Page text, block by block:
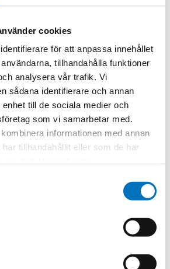
cookies
för att anpassa innehållet
tillhandahålla funktioner
analysera vår trafik. Vi
sådana identifierare och annan
till de sociala medier och
som vi samarbetar med.
informationen med annan
tillhandahållit eller som de har
a maximum frequency of 50 GHz.
stable cable assemblies are ideal
of thermal vacuum chambers,
shock, or any other application
Bay Testing